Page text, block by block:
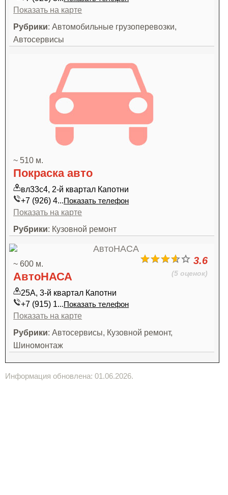
Показать на карте
Рубрики: Автомобильные грузоперевозки,
Автосервисы
~ 510 м.
Покраска авто
вл33с4, 2-й квартал Капотни
+7 (926) 4...Показать телефон
Показать на карте
Рубрики: Кузовной ремонт
3.6
(5 оценок)
~ 600 м.
АвтоНАСА
25А, 3-й квартал Капотни
+7 (915) 1...Показать телефон
Показать на карте
Рубрики: Автосервисы, Кузовной ремонт,
Шиномонтаж
Информация обновлена: 01.06.2026.